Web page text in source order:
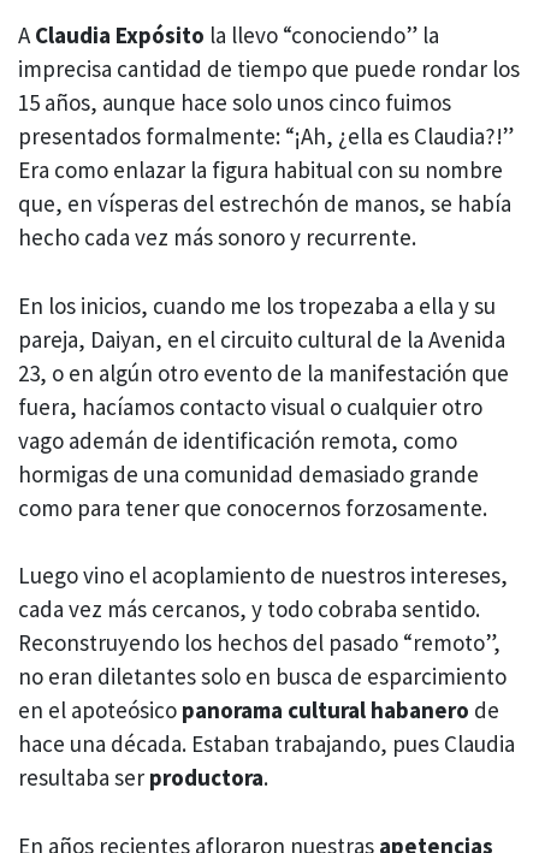
AClaudia Expósito la llevo “conociendo” la
imprecisa cantidad de tiempo que puede rondar los
15 años, aunque hace solo unos cinco fuimos
presentados formalmente: “¡Ah, ¿ella es Claudia?!”
Era como enlazar la figura habitual con su nombre
que, en vísperas del estrechón de manos, se había
hecho cada vez más sonoro y recurrente.
En los inicios, cuando me los tropezaba a ella y su
pareja, Daiyan, en el circuito cultural de la Avenida
23, o en algún otro evento de la manifestación que
fuera, hacíamos contacto visual o cualquier otro
vago ademán de identificación remota, como
hormigas de una comunidad demasiado grande
como para tener que conocernos forzosamente.
Luego vino el acoplamiento de nuestros intereses,
cada vez más cercanos, y todo cobraba sentido.
Reconstruyendo los hechos del pasado “remoto”,
no eran diletantes solo en busca de esparcimiento
en el apoteósico panorama cultural habanero de
hace una década. Estaban trabajando, pues Claudia
resultaba ser productora.
En años recientes afloraron nuestras apetencias